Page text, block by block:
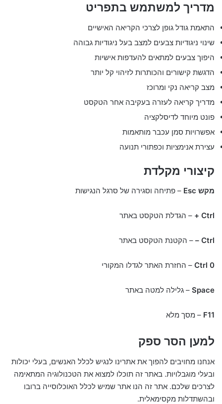
מדריך למשתמש בתפריט
התאמת גודל גופן לצרכי הקריאה האישיים
שינוי ניגודיות צבעים למצב בעל ניגודיות גבוהה
היפוך צבעים למתאים להעדפות אישיות
הדגשת קישורים והכותרות לזיהוי קל יותר
מצב קריאה נקי ומרוכז
מדריך קריאה לעזרה בעקיבה אחר הטקסט
פונט מיוחד לדיסלקציה
אפשרויות סמן עכבר מותאמות
עצירת אנימציות וכפתורי תנועה
קיצורי מקלדת
מקש Esc – פתיחה וסגירה של סרגל הנגישות
Ctrl + – הגדלת הטקסט באתר
Ctrl – – הקטנת הטקסט באתר
Ctrl 0 – החזרת האתר לגדלו המקורי
Space – גלילה למטה באתר
F11 – מסך מלא
למען הסר ספק
אנחנו מחויבים להפוך את אתרינו לנגיש לכלל האנשים, בעלי יכולות
ובעלי מוגבלויות. באתר זה תוכלו למצוא את הטכנולוגיה המתאימה
לצרכים שלכם. אתר זה הנו אתר שמיש לכלל האוכלוסייה ברובו
ובהשתדלות מקסימאלית.